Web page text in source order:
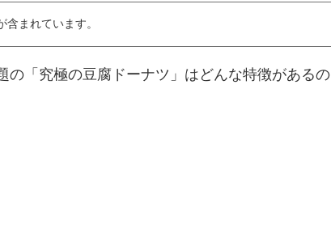
含まれています。
「究極の豆腐ドーナツ」はどんな特徴があるの